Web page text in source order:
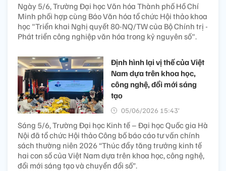
Ngày 5/6, Trường Đại học Văn hóa Thành phố Hồ Chí
Minh phối hợp cùng Báo Văn hóa tổ chức Hội thảo khoa
học "Triển khai Nghị quyết 80-NQ/TW của Bộ Chính trị -
Phát triển công nghiệp văn hóa trong kỷ nguyên số".
Định hình lại vị thế của Việt
Nam dựa trên khoa học,
công nghệ, đổi mới sáng
tạo
05/06/2026 15:43’
Sáng 5/6, Trường Đại học Kinh tế – Đại học Quốc gia Hà
Nội đã tổ chức Hội thảo Công bố báo cáo tư vấn chính
sách thường niên 2026 “Thúc đẩy tăng trưởng kinh tế
hai con số của Việt Nam dựa trên khoa học, công nghệ,
đổi mới sáng tạo và chuyển đổi số”.